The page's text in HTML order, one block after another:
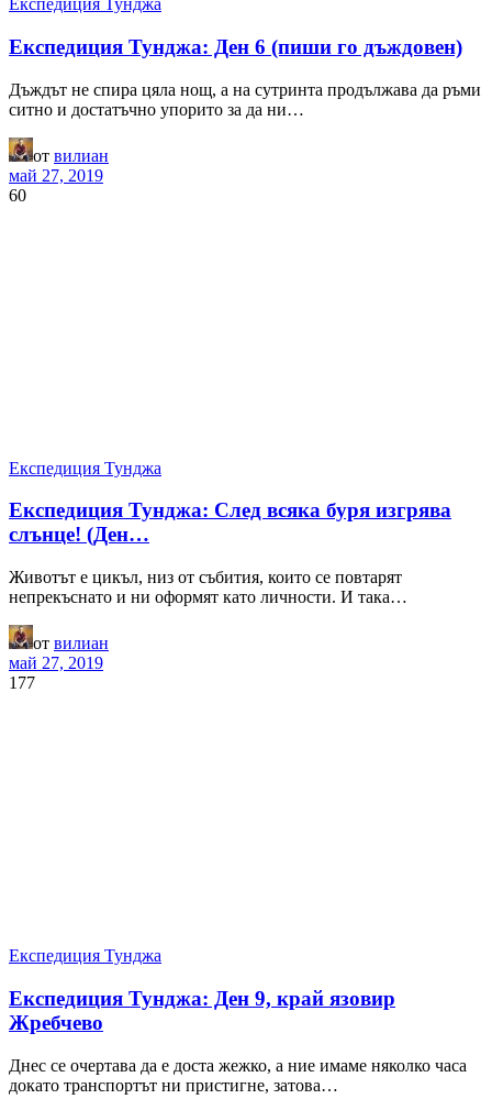
Експедиция Тунджа
Експедиция Тунджа: Ден 6 (пиши го дъждовен)
Дъждът не спира цяла нощ, а на сутринта продължава да ръми
ситно и достатъчно упорито за да ни…
от вилиан
май 27, 2019
60
Експедиция Тунджа
Експедиция Тунджа: След всяка буря изгрява
слънце! (Ден…
Животът е цикъл, низ от събития, които се повтарят
непрекъснато и ни оформят като личности. И така…
от вилиан
май 27, 2019
177
Експедиция Тунджа
Експедиция Тунджа: Ден 9, край язовир
Жребчево
Днес се очертава да е доста жежко, а ние имаме няколко часа
докато транспортът ни пристигне, затова…